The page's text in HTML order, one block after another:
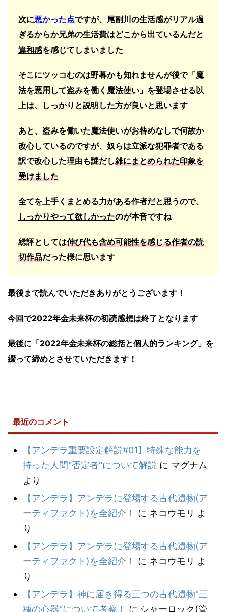
次に悪かった点ですが、尾副川の生活感がリアル過
ぎるからか兄弟の生活費はどこから出ているんだと
違和感を感じてしまいました
そこにツッコむのは野暮かも知れませんが後で「魔
法を悪用して盗みを働く魔法使い」を登場させる以
上は、しっかりと説明した方が良いと思います
あと、盗みを働いた魔法使いがお咎めなしで何故か
改心しているのですが、奴らは立派な犯罪者である
訳で改心した理由も謎だし雑にまとめられた印象を
受けました
全てを上手くまとめる力がある作者だと思うので、
しっかりやって欲しかったのが本音ですね
総評としては伸び代も含め可能性を感じる作者の読
切作品だった様に思います
最後まで読んでいただきありがとうございます！
今回で2022年金未来杯の初読感想は終了となります
最後に「2022年金未来杯の総括と個人的ランキング」を
綴って締めとさせていただきます！
最近のコメント
【アンデラ重要設定解説#01】特殊な能力を
持った人間"否定者"について解説 に マグナム
より
【アンデラ】アンデラに登場する古代遺物(ア
ーティファクト)を全紹介！
に ネコウモリ よ
り
【アンデラ】アンデラに登場する古代遺物(ア
ーティファクト)を全紹介！
に ネコウモリ よ
り
【アンデラ】神に届き得る三つの古代遺物"三
種の心器"について考察！
に シャーロック(管